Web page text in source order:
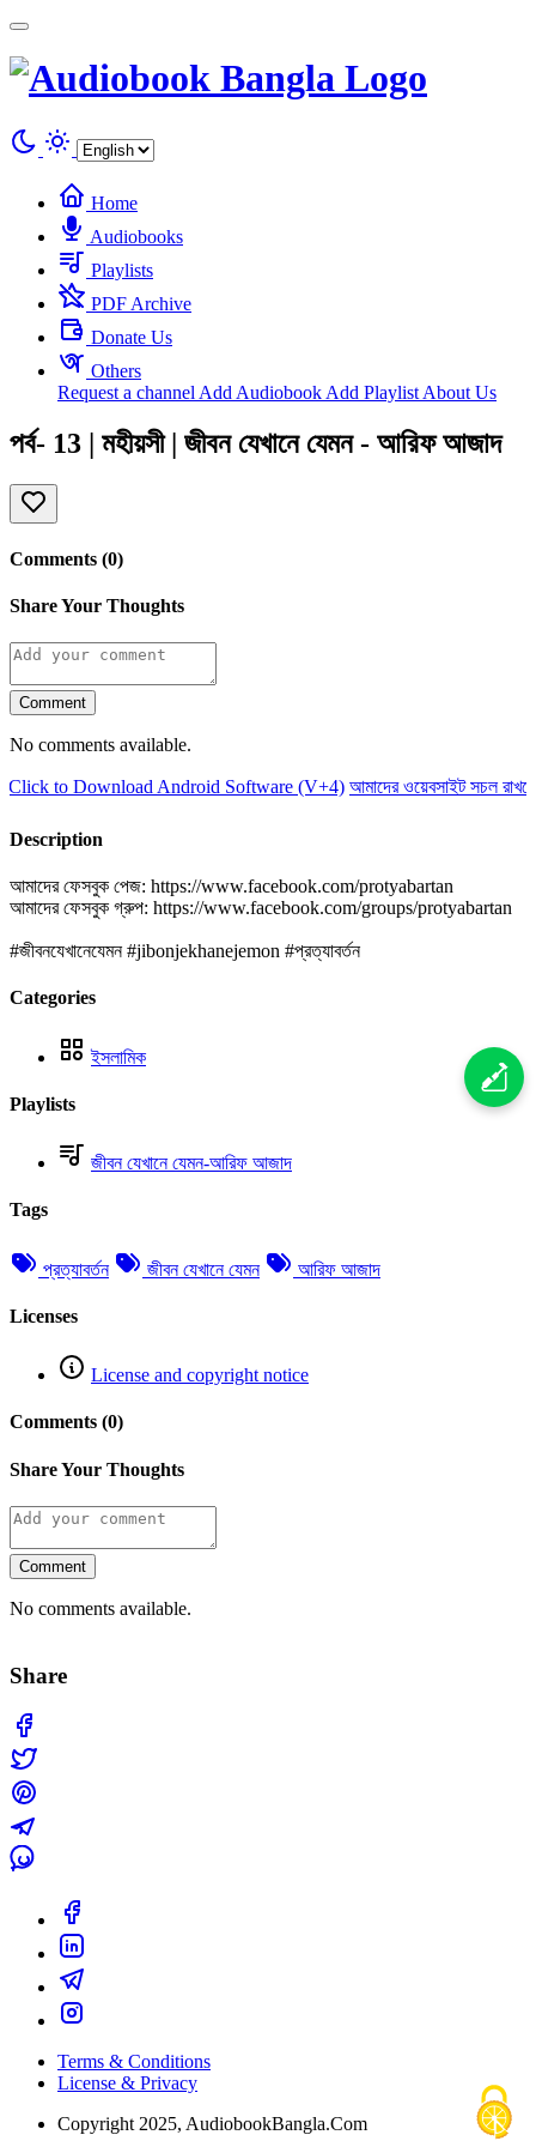
Home
Audiobooks
Playlists
PDF Archive
Donate Us
Others
Request a channel Add Audiobook Add Playlist About Us
পর্ব- 13 | মহীয়সী | জীবন যেখানে যেমন - আরিফ আজাদ
Comments (0)
Share Your Thoughts
Comment
No comments available.
to Download Android Software (V+4) আমাদের ওয়েবসাইট সচল
Description
আমাদের ফেসবুক পেজ: https://www.facebook.com/protyabartan
আমাদের ফেসবুক গ্রুপ: https://www.facebook.com/groups/protyabartan
#জীবনযেখানেযেমন #jibonjekhanejemon #প্রত্যাবর্তন
Categories
ইসলামিক
Playlists
জীবন যেখানে যেমন-আরিফ আজাদ
Tags
প্রত্যাবর্তন জীবন যেখানে যেমন আরিফ আজাদ
Licenses
License and copyright notice
Comments (0)
Share Your Thoughts
Comment
No comments available.
Share
Terms & Conditions
License & Privacy
Copyright 2025, AudiobookBangla.Com